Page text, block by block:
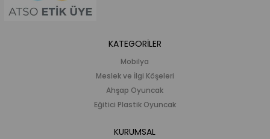
KATEGORİLER
Mobilya
Meslek ve İlgi Köşeleri
Ahşap Oyuncak
Eğitici Plastik Oyuncak
KURUMSAL